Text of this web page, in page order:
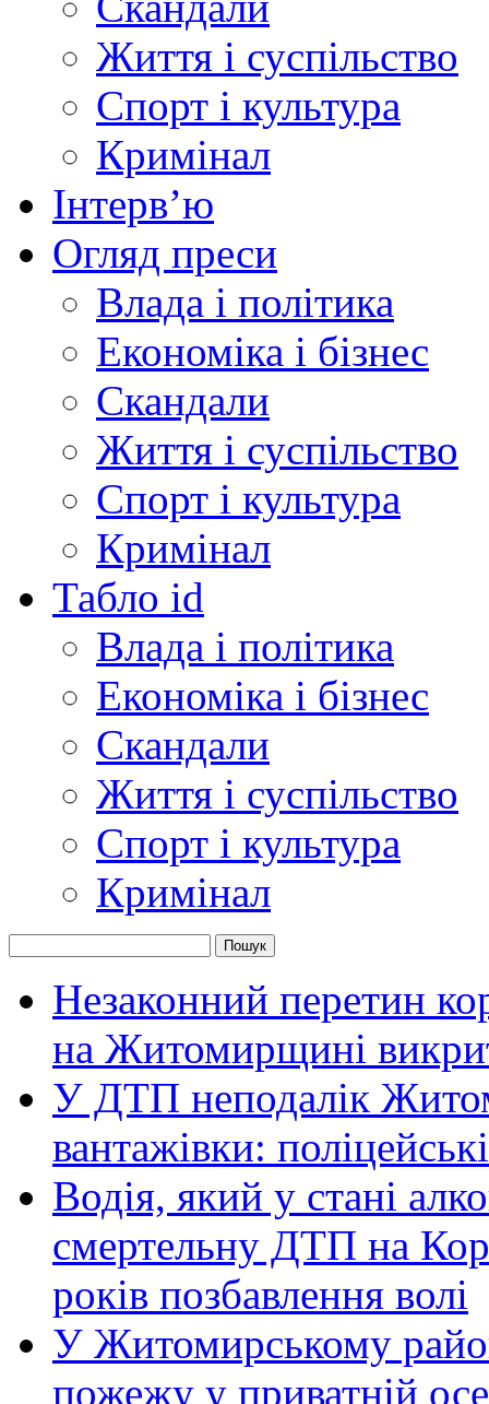
Життя і суспільство
Спорт і культура
Кримінал
Інтерв’ю
Огляд преси
Влада і політика
Економіка і бізнес
Скандали
Життя і суспільство
Спорт і культура
Кримінал
Табло id
Влада і політика
Економіка і бізнес
Скандали
Життя і суспільство
Спорт і культура
Кримінал
Незаконний перетин
на Житомирщині
У ДТП неподалік
вантажівки:
Водія, який у стані
смертельну ДТП на
років позбавлення волі
У Житомирському
пожежу у приватній